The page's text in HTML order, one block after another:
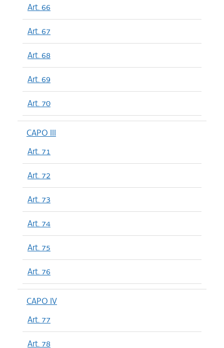
Art. 66
Art. 67
Art. 68
Art. 69
Art. 70
CAPO III
Art. 71
Art. 72
Art. 73
Art. 74
Art. 75
Art. 76
CAPO IV
Art. 77
Art. 78